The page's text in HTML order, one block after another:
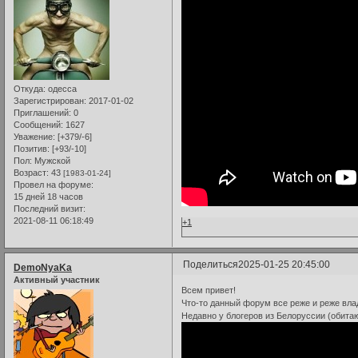
Откуда: одесса
Зарегистрирован: 2017-01-02
Приглашений: 0
Сообщений: 1627
Уважение: [+379/-6]
Позитив: [+93/-10]
Пол: Мужской
Возраст: 43 [1983-01-24]
Провел на форуме:
15 дней 18 часов
Последний визит:
2021-08-11 06:18:49
+1
Поделиться2025-01-25 20:45:00
DemoNyaKa
Активный участник
Всем привет!
Что-то данный форум все реже и реже
Недавно у блогеров из Белоруссии